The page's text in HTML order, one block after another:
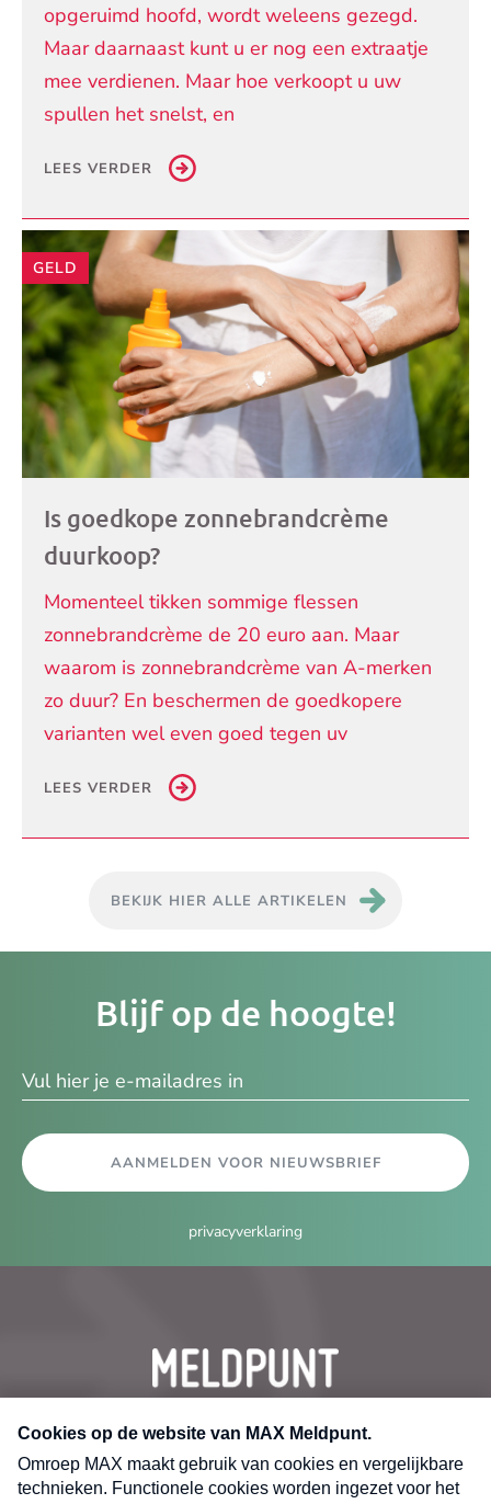
opgeruimd hoofd, wordt weleens gezegd.
Maar daarnaast kunt u er nog een extraatje
mee verdienen. Maar hoe verkoopt u uw
spullen het snelst, en
LEES VERDER
GELD
Is goedkope zonnebrandcrème
duurkoop?
Momenteel tikken sommige flessen
zonnebrandcrème de 20 euro aan. Maar
waarom is zonnebrandcrème van A-merken
zo duur? En beschermen de goedkopere
varianten wel even goed tegen uv
LEES VERDER
BEKIJK HIER ALLE ARTIKELEN
Blijf op de hoogte!
AANMELDEN VOOR NIEUWSBRIEF
privacyverklaring
CONTACT